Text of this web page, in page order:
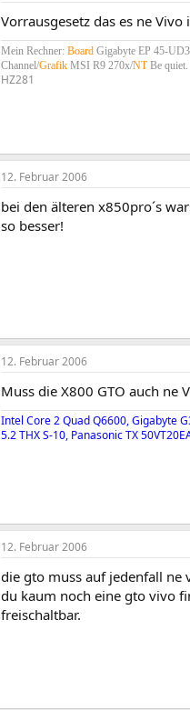
Vorrausgesetz das es ne Vivo
Mein Rechner: Board Gigabyte EP 45-
Channel/Grafik MSI R9 270x/NTBe
HZ281
12. Februar 2006
bei den älteren x850pro´s
so besser!
12. Februar 2006
Muss die X800 GTO auch ne
Intel Core 2 Quad Q6600, Gigabyte
5.2 THX S-10, Panasonic TX
12. Februar 2006
die gto muss auf jedenfall ne
du kaum noch eine gto vivo
freischaltbar.